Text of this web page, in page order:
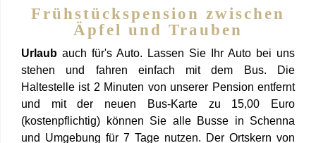
Frühstückspension zwischen
Äpfel und Trauben
Urlaub auch für's Auto. Lassen Sie Ihr Auto bei uns
stehen und fahren einfach mit dem Bus. Die
Haltestelle ist 2 Minuten von unserer Pension entfernt
und mit der neuen Bus-Karte zu 15,00 Euro
(kostenpflichtig) können Sie alle Busse in Schenna
und Umgebung für 7 Tage nutzen. Der Ortskern von